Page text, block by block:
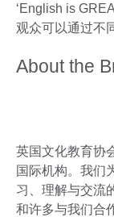
‘English is
观众可以通过不
About the
英国文化教育协
国际机构。我们
习、理解与交流
和许多与我们合